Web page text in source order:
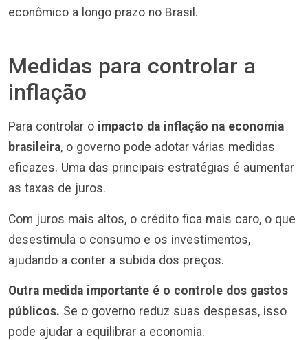
econômico a longo prazo no Brasil.
Medidas para controlar a
inflação
Para controlar o impacto da inflação na economia
brasileira, o governo pode adotar várias medidas
eficazes. Uma das principais estratégias é aumentar
as taxas de juros.
Com juros mais altos, o crédito fica mais caro, o que
desestimula o consumo e os investimentos,
ajudando a conter a subida dos preços.
Outra medida importante é o controle dos gastos
públicos. Se o governo reduz suas despesas, isso
pode ajudar a equilibrar a economia.